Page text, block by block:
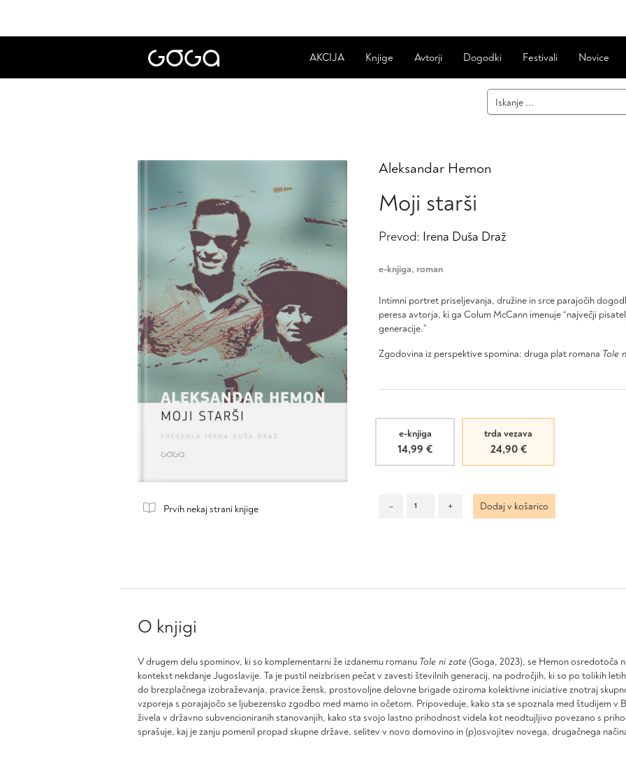
AKCIJA Knjige Avtorji Dogodki Festivali Novice
Prvih nekaj strani knjige
Aleksandar Hemon
Moji starši
Prevod: Irena Duša Draž
e-knjiga, roman
Intimni portret priseljevanja, družine in srce parajočih
peresa avtorja, ki ga Colum McCann imenuje “največji
generacije.”
Zgodovina iz perspektive spomina: druga plat romana Tole
e-knjiga
14,99 €
trda vezava
24,90 €
– + Dodaj v košarico
O knjigi
V drugem delu spominov, ki so komplementarni že izdanemu romanu Tole ni zate (Goga, 2023), se Hemon osredotoča
kontekst nekdanje Jugoslavije. Ta je pustil neizbrisen pečat v zavesti številnih generacij, na področjih, ki so po tolikih
do brezplačnega izobraževanja, pravice žensk, prostovoljne delovne brigade oziroma kolektivne iniciative znotraj
vzporeja s porajajočo se ljubezensko zgodbo med mamo in očetom. Pripoveduje, kako sta se spoznala med študijem v
živela v državno subvencioniranih stanovanjih, kako sta svojo lastno prihodnost videla kot neodtujljivo povezano s
sprašuje, kaj je zanju pomenil propad skupne države, selitev v novo domovino in (p)osvojitev novega, drugačnega